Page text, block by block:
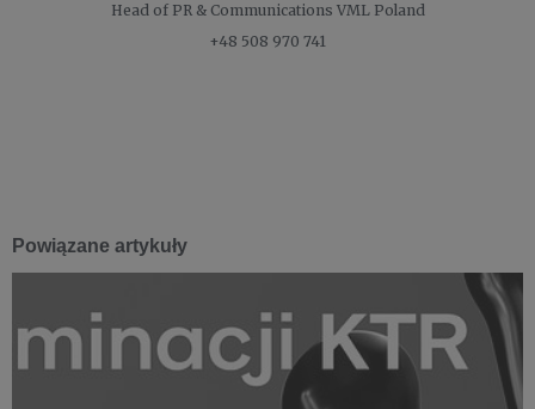
Head of PR & Communications VML Poland
+48 508 970 741
Powiązane artykuły